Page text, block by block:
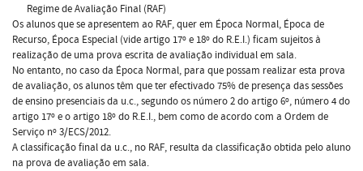
Regime de Avaliação Final (RAF)
Os alunos que se apresentem ao RAF, quer em Época Normal, Época de
Recurso, Época Especial (vide artigo 17º e 18º do R.E.I.) ficam sujeitos à
realização de uma prova escrita de avaliação individual em sala.
No entanto, no caso da Época Normal, para que possam realizar esta prova
de avaliação, os alunos têm que ter efectivado 75% de presença das sessões
de ensino presenciais da u.c., segundo os número 2 do artigo 6º, número 4 do
artigo 17º e o artigo 18º do R.E.I., bem como de acordo com a Ordem de
Serviço nº 3/ECS/2012.
A classificação final da u.c., no RAF, resulta da classificação obtida pelo aluno
na prova de avaliação em sala.